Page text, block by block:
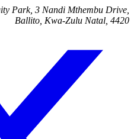
Park, 3 Nandi Mthembu Drive,
Ballito, Kwa-Zulu Natal, 4420